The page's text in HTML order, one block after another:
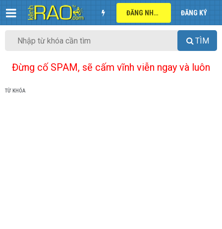
ĐĂNG NHẬP ĐĂNG KÝ
TÌM
Đừng cố SPAM, sẽ cấm vĩnh viễn ngay và luôn
TỪ KHÓA